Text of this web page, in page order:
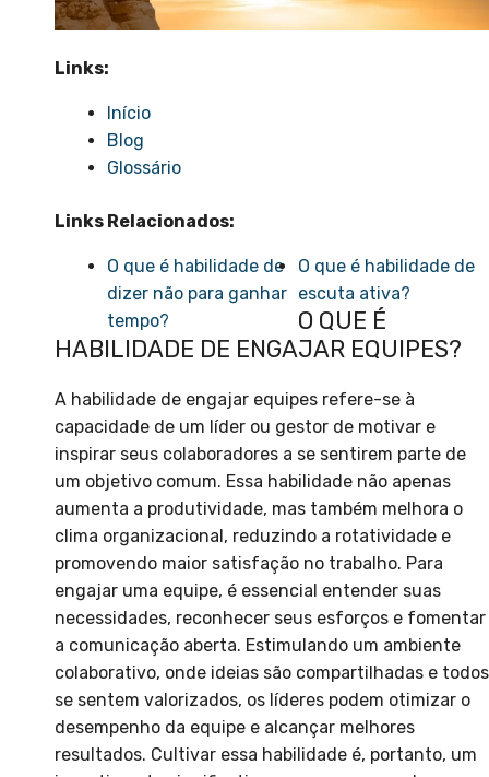
Links:
Início
Blog
Glossário
Links Relacionados:
O que é habilidade de
dizer não para ganhar
tempo?
O que é habilidade de
escuta ativa?
O QUE É
HABILIDADE DE ENGAJAR EQUIPES?
A habilidade de engajar equipes refere-se à
capacidade de um líder ou gestor de motivar e
inspirar seus colaboradores a se sentirem parte de
um objetivo comum. Essa habilidade não apenas
aumenta a produtividade, mas também melhora o
clima organizacional, reduzindo a rotatividade e
promovendo maior satisfação no trabalho. Para
engajar uma equipe, é essencial entender suas
necessidades, reconhecer seus esforços e fomentar
a comunicação aberta. Estimulando um ambiente
colaborativo, onde ideias são compartilhadas e todos
se sentem valorizados, os líderes podem otimizar o
desempenho da equipe e alcançar melhores
resultados. Cultivar essa habilidade é, portanto, um